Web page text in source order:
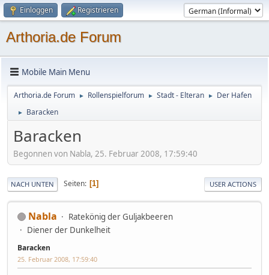
Einloggen Registrieren
Arthoria.de Forum
Mobile Main Menu
Arthoria.de Forum ► Rollenspielforum ► Stadt - Elteran ► Der Hafen
► Baracken
Baracken
Begonnen von Nabla, 25. Februar 2008, 17:59:40
NACH UNTEN Seiten 1 USER ACTIONS
Nabla
Ratekönig der Guljakbeeren
Diener der Dunkelheit
Baracken
25. Februar 2008, 17:59:40